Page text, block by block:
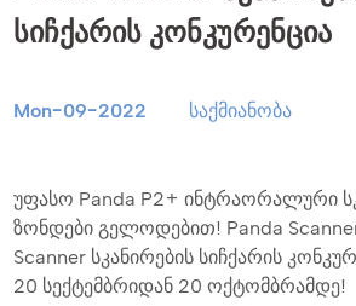
სიჩქარის კონკურენცია
Mon-09-2022 საქმიანობა
უფასო Panda P2+ ინტრაორალური
ზონდები გელოდებით! Panda Scanner
Scanner სკანირების სიჩქარის
20 სექტემბრიდან 20 ოქტომბრამდე!